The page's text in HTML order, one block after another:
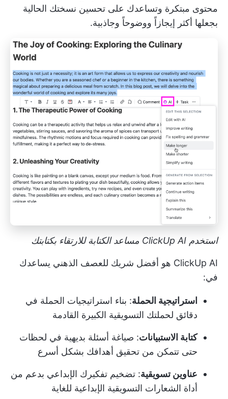
محتوى مبتكرة وتساعدك على تحسين نسختك الحالية
بجعلها أكثر إيجازاً ووضوحاً وجاذبية.
استخدم ClickUp AI مساعد الكتابة للارتقاء بكتابتك
ClickUp AI هو أفضل شريك للعصف الذهني يساعدك
في:
استراتيجية الحملة: بناء استراتيجيات الحملة في
دقائق لحملتك التسويقية الكبيرة القادمة
كتابة الاستبيانات: صياغة أسئلة بديهية في لحظات
حتى تتمكن من تحقيق أهدافك بشكل أسرع
عناوين تسويقية: تضخيم تفكيرك الإبداعي بدعم من
أداة الشعارات التسويقية الإبداعية للغاية